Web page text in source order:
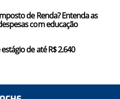
de Renda? Entenda as
com educação
de até R$ 2.640